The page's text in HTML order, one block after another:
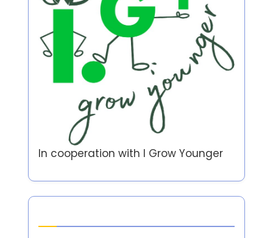
In cooperation with I Grow Younger